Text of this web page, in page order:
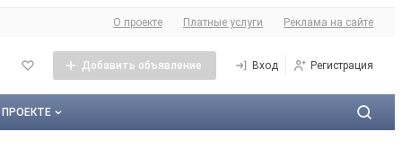
О сайте
О проекте Платные услуги Реклама на сайте
Добавить объявление Вход Регистрация